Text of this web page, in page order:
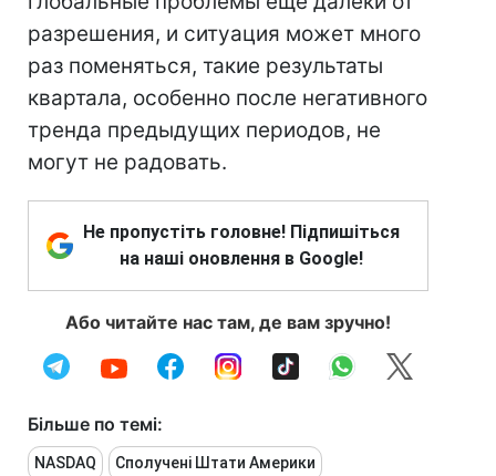
разрешения, и ситуация может много
раз поменяться, такие результаты
квартала, особенно после негативного
тренда предыдущих периодов, не
могут не радовать.
Не пропустіть головне! Підпишіться
на наші оновлення в Google!
Або читайте нас там, де вам зручно!
Більше по темі:
NASDAQ Сполучені Штати Америки